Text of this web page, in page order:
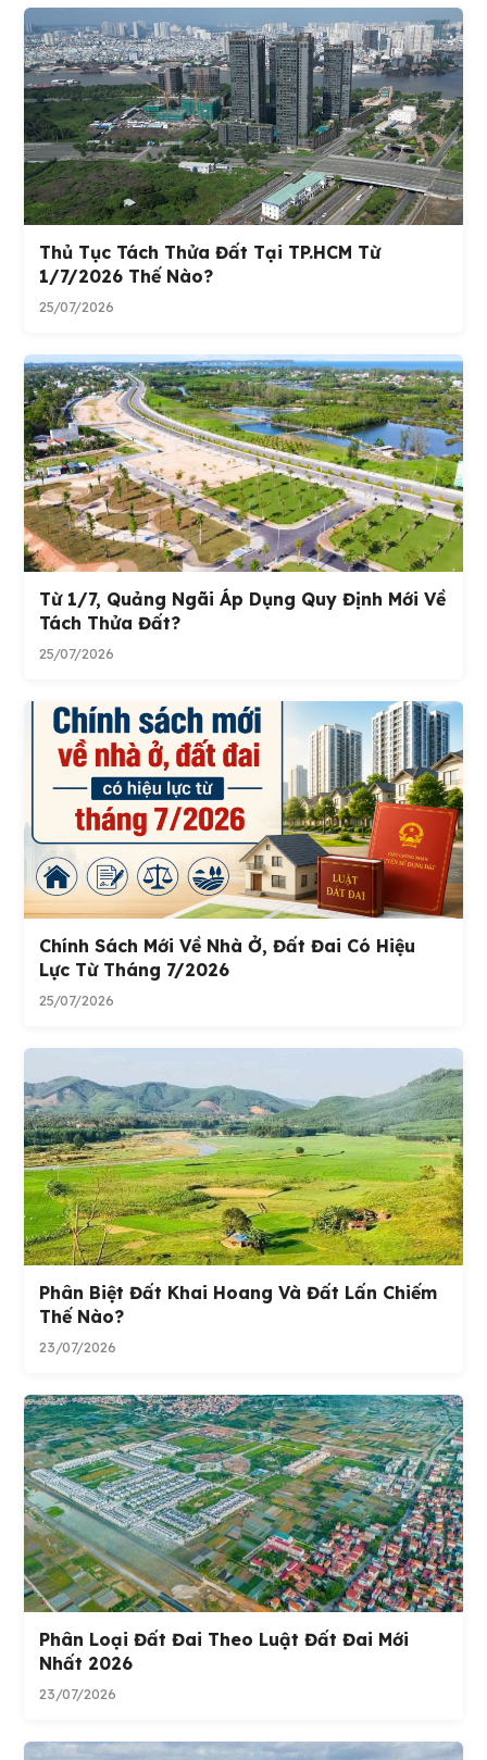
Thủ Tục Tách Thửa Đất Tại TP.HCM Từ
1/7/2026 Thế Nào?
25/07/2026
Từ 1/7, Quảng Ngãi Áp Dụng Quy Định Mới Về
Tách Thửa Đất?
25/07/2026
Chính Sách Mới Về Nhà Ở, Đất Đai Có Hiệu
Lực Từ Tháng 7/2026
25/07/2026
Phân Biệt Đất Khai Hoang Và Đất Lấn Chiếm
Thế Nào?
23/07/2026
Phân Loại Đất Đai Theo Luật Đất Đai Mới
Nhất 2026
23/07/2026